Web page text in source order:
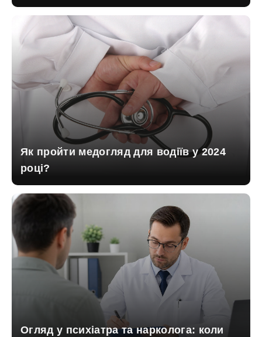
Як пройти медогляд для водіїв у 2024
році?
Огляд у психіатра та нарколога: коли